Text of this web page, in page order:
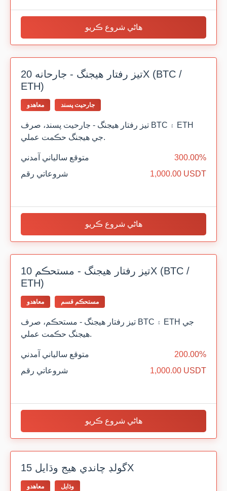
هاڻي شروع ڪريو
تيز رفتار هيجنگ - جارحانه 20X (BTC /
ETH)
معاهدو جارحيت پسند
تيز رفتار هيجنگ - جارحيت پسند، صرف BTC ۽ ETH
جي هيجنگ حڪمت عملي.
متوقع سالياني آمدني
300.00%
شروعاتي رقم
1,000.00 USDT
هاڻي شروع ڪريو
تيز رفتار هيجنگ - مستحڪم 10X (BTC /
ETH)
معاهدو مستحڪم قسم
تيز رفتار هيجنگ - مستحڪم، صرف BTC ۽ ETH جي
هيجنگ حڪمت عملي.
متوقع سالياني آمدني
200.00%
شروعاتي رقم
1,000.00 USDT
هاڻي شروع ڪريو
گولڊ چاندي هيج وڌايل 15X
معاهدو وڌايل